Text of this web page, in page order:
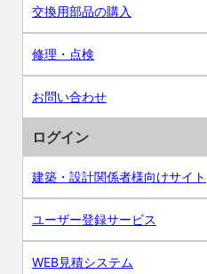
交換用部品の購入
修理・点検
お問い合わせ
ログイン
建築・設計関係者様向けサイト
ユーザー登録サービス
WEB見積システム